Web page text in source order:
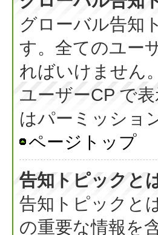
グローバル告知
す。全てのユー
ればいけません
ユーザーCP で
はパーミッショ
ページトップ
告知トピックと
告知トピックと
の重要な情報を